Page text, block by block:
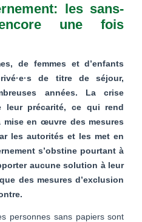
les sans-
une fois
de femmes et d’enfants
de titre de séjour,
années. La crise
leur précarité, ce qui rend
en œuvre des mesures
les autorités et les met en
s’obstine pourtant à
aucune solution à leur
des mesures d’exclusion
personnes sans papiers sont